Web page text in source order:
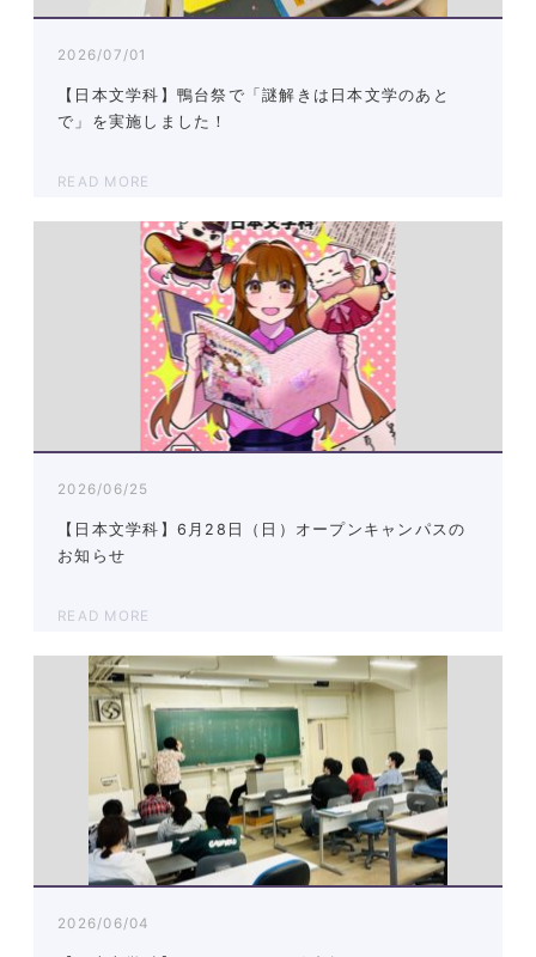
2026/07/01
【日本文学科】鴨台祭で「謎解きは日本文学のあと
で」を実施しました！
READ MORE
2026/06/25
【日本文学科】6月28日（日）オープンキャンパスの
お知らせ
READ MORE
2026/06/04